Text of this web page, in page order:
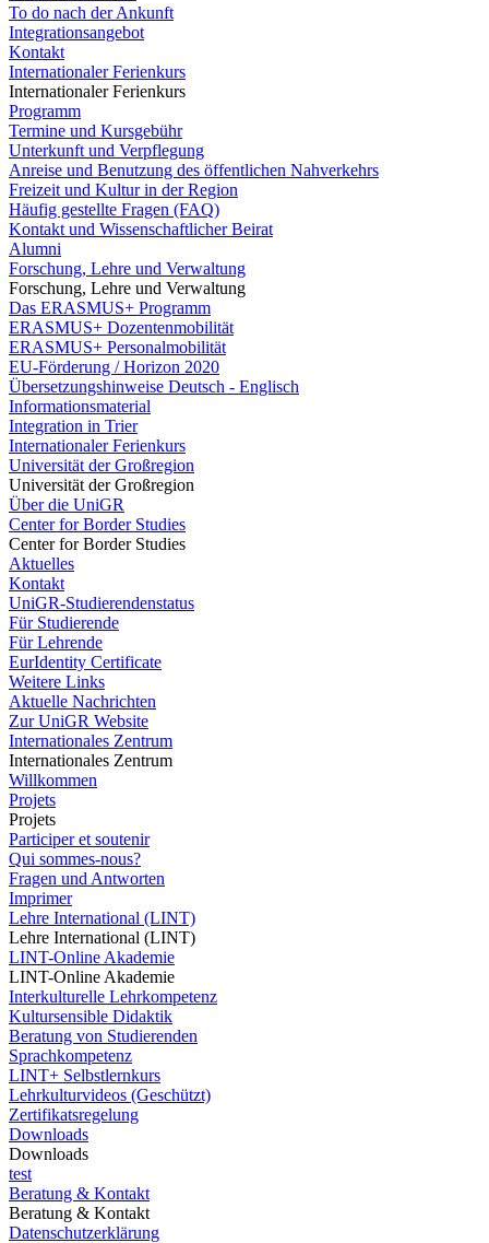
To do nach der Ankunft
Integrationsangebot
Kontakt
Internationaler Ferienkurs
Internationaler Ferienkurs
Programm
Termine und Kursgebühr
Unterkunft und Verpflegung
Anreise und Benutzung des öffentlichen Nahverkehrs
Freizeit und Kultur in der Region
Häufig gestellte Fragen (FAQ)
Kontakt und Wissenschaftlicher Beirat
Alumni
Forschung, Lehre und Verwaltung
Forschung, Lehre und Verwaltung
Das ERASMUS+ Programm
ERASMUS+ Dozentenmobilität
ERASMUS+ Personalmobilität
EU-Förderung / Horizon 2020
Übersetzungshinweise Deutsch - Englisch
Informationsmaterial
Integration in Trier
Internationaler Ferienkurs
Universität der Großregion
Universität der Großregion
Über die UniGR
Center for Border Studies
Center for Border Studies
Aktuelles
Kontakt
UniGR-Studierendenstatus
Für Studierende
Für Lehrende
EurIdentity Certificate
Weitere Links
Aktuelle Nachrichten
Zur UniGR Website
Internationales Zentrum
Internationales Zentrum
Willkommen
Projets
Projets
Participer et soutenir
Qui sommes-nous?
Fragen und Antworten
Imprimer
Lehre International (LINT)
Lehre International (LINT)
LINT-Online Akademie
LINT-Online Akademie
Interkulturelle Lehrkompetenz
Kultursensible Didaktik
Beratung von Studierenden
Sprachkompetenz
LINT+ Selbstlernkurs
Lehrkulturvideos (Geschützt)
Zertifikatsregelung
Downloads
Downloads
test
Beratung & Kontakt
Beratung & Kontakt
Datenschutzerklärung